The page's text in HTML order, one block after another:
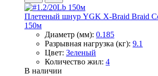
Плетеный шнур YGK X-Braid Braid
150м
Диаметр (мм): 0.185
Разрывная нагрузка (кг): 9.1
Цвет: Зеленый
Количество жил: 4
В наличии